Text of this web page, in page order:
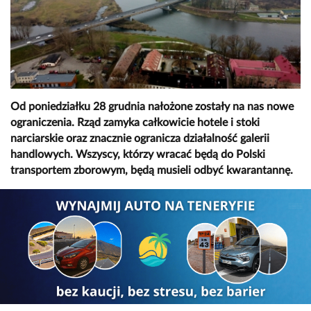
Od poniedziałku 28 grudnia nałożone zostały na nas nowe
ograniczenia. Rząd zamyka całkowicie hotele i stoki
narciarskie oraz znacznie ogranicza działalność galerii
handlowych. Wszyscy, którzy wracać będą do Polski
transportem zborowym, będą musieli odbyć kwarantannę.